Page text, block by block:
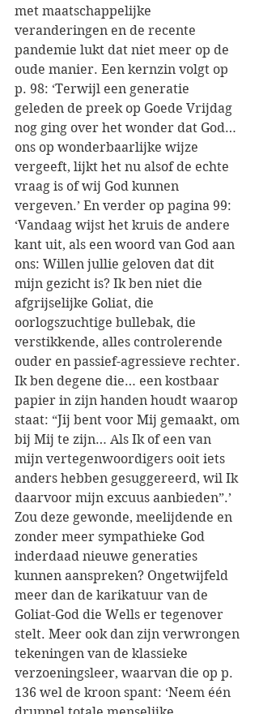
met maatschappelijke
veranderingen en de recente
pandemie lukt dat niet meer op de
oude manier. Een kernzin volgt op
p. 98: ‘Terwijl een generatie
geleden de preek op Goede Vrijdag
nog ging over het wonder dat God…
ons op wonderbaarlijke wijze
vergeeft, lijkt het nu alsof de echte
vraag is of wij God kunnen
vergeven.’ En verder op pagina 99:
‘Vandaag wijst het kruis de andere
kant uit, als een woord van God aan
ons: Willen jullie geloven dat dit
mijn gezicht is? Ik ben niet die
afgrijselijke Goliat, die
oorlogszuchtige bullebak, die
verstikkende, alles controlerende
ouder en passief-agressieve rechter.
Ik ben degene die… een kostbaar
papier in zijn handen houdt waarop
staat: “Jij bent voor Mij gemaakt, om
bij Mij te zijn… Als Ik of een van
mijn vertegenwoordigers ooit iets
anders hebben gesuggereerd, wil Ik
daarvoor mijn excuus aanbieden”.’
Zou deze gewonde, meelijdende en
zonder meer sympathieke God
inderdaad nieuwe generaties
kunnen aanspreken? Ongetwijfeld
meer dan de karikatuur van de
Goliat-God die Wells er tegenover
stelt. Meer ook dan zijn verwrongen
tekeningen van de klassieke
verzoeningsleer, waarvan die op p.
136 wel de kroon spant: ‘Neem één